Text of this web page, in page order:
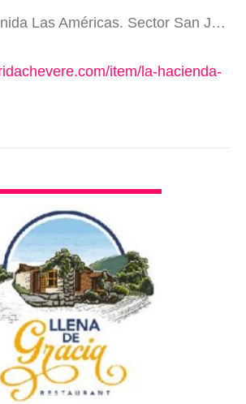
Sector San Juan Bautista Frente al Hospital Sor Juana Inés de La Cruz. Mérida -Edo. Mérida. Venezuela.
item/la-hacienda-